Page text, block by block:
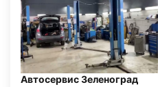
Автосервис Зеленоград